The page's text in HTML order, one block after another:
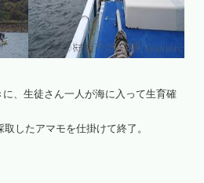
、生徒さん一人が海に入って生育確
したアマモを仕掛けて終了。